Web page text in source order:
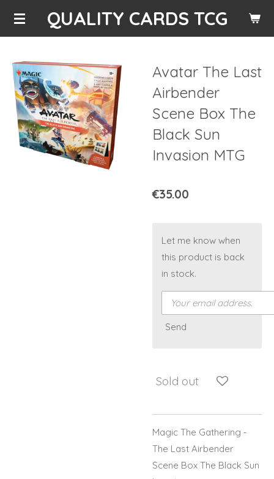
Skip
content
QUALITY CARDS TCG
Avatar The Last
Airbender
Scene Box The
Black Sun
Invasion MTG
€35.00
Let me know when
this product is back
in stock.
Send
Sold out
Magic The Gathering -
The Last Airbender
Scene Box The Black Sun